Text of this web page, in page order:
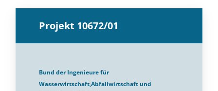
Projekt 10672/01
Bund der Ingenieure für
Wasserwirtschaft,Abfallwirtschaft und